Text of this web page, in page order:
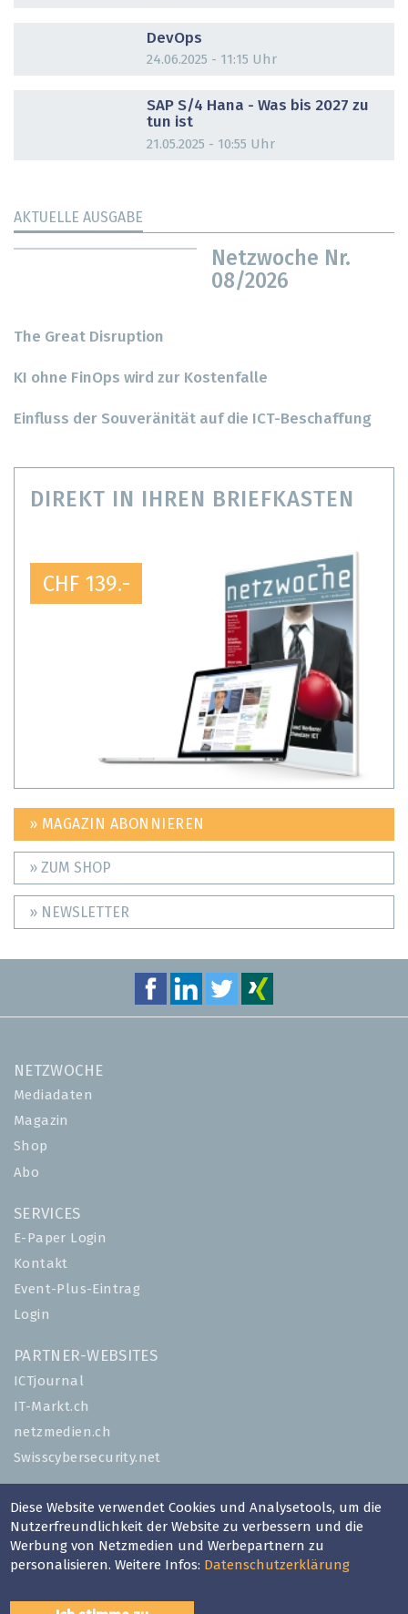
DevOps
24.06.2025 - 11:15 Uhr
SAP S/4 Hana - Was bis 2027 zu
tun ist
21.05.2025 - 10:55 Uhr
AKTUELLE AUSGABE
Netzwoche Nr.
08/2026
The Great Disruption
KI ohne FinOps wird zur Kostenfalle
Einfluss der Souveränität auf die ICT-Beschaffung
DIREKT IN IHREN BRIEFKASTEN
CHF 139.-
» MAGAZIN ABONNIEREN
» ZUM SHOP
» NEWSLETTER
NETZWOCHE
Mediadaten
Magazin
Shop
Abo
SERVICES
E-Paper Login
Kontakt
Event-Plus-Eintrag
Login
PARTNER-WEBSITES
ICTjournal
IT-Markt.ch
netzmedien.ch
Swisscybersecurity.net
© NETZMEDIEN AG 2026
Impressum
AGB
Datenschutzerklärung
Diese Website verwendet Cookies und Analysetools, um die
Nutzerfreundlichkeit der Website zu verbessern und die
Werbung von Netzmedien und Werbepartnern zu
personalisieren. Weitere Infos: Datenschutzerklärung